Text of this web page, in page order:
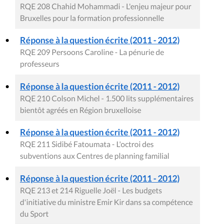
RQE 208 Chahid Mohammadi - L'enjeu majeur pour
Bruxelles pour la formation professionnelle
Réponse à la question écrite (2011 - 2012)
RQE 209 Persoons Caroline - La pénurie de
professeurs
Réponse à la question écrite (2011 - 2012)
RQE 210 Colson Michel - 1.500 lits supplémentaires
bientôt agréés en Région bruxelloise
Réponse à la question écrite (2011 - 2012)
RQE 211 Sidibé Fatoumata - L'octroi des
subventions aux Centres de planning familial
Réponse à la question écrite (2011 - 2012)
RQE 213 et 214 Riguelle Joël - Les budgets
d'initiative du ministre Emir Kir dans sa compétence
du Sport